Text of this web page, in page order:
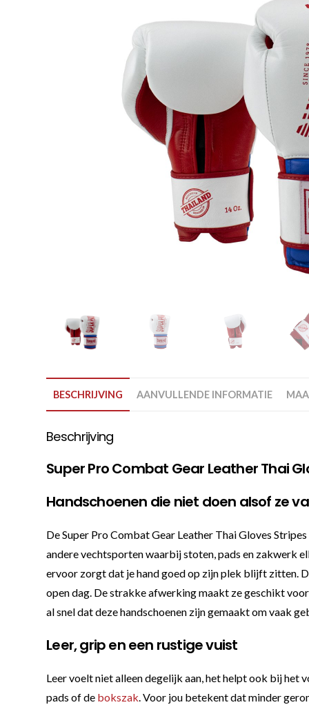
Brazilian Jiu jitsu
Voor
Bokszak
bokszak
Stoot-
BESCHRIJVING AANVULLENDE INFORMATIE
Beschrijving
Super Pro Combat Gear Leather Thai
Handschoenen die niet doen alsof ze
De Super Pro Combat Gear Leather Thai Gloves
andere vechtsporten waarbij stoten, pads en zakwerk
ervoor zorgt dat je hand goed op zijn plek blijft zitten.
open dag. De strakke afwerking maakt ze geschikt
al snel dat deze handschoenen zijn gemaakt om vaak
Leer, grip en een rustige vuist
Leer voelt niet alleen degelijk aan, het helpt ook bij het
pads of de bokszak. Voor jou betekent dat minder